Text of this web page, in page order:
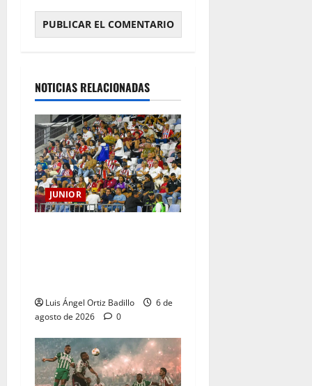
NOTICIAS RELACIONADAS
JUNIOR
Luis Ángel Ortiz Badillo
6 de
agosto de 2026
0